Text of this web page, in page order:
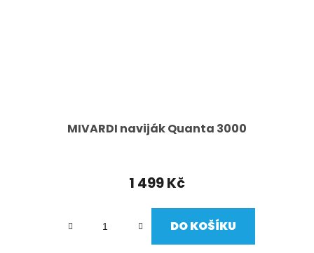
MIVARDI naviják Quanta 3000
1 499 Kč
DO KOŠÍKU